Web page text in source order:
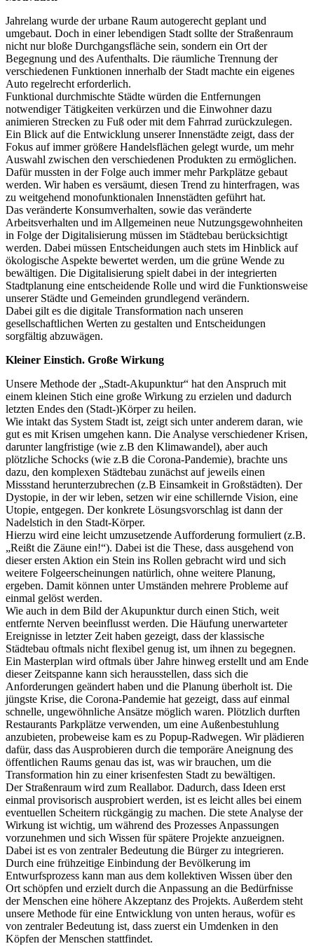
Jahrelang wurde der urbane Raum autogerecht geplant und
umgebaut. Doch in einer lebendigen Stadt sollte der Straßenraum
nicht nur bloße Durchgangsfläche sein, sondern ein Ort der
Begegnung und des Aufenthalts. Die räumliche Trennung der
verschiedenen Funktionen innerhalb der Stadt machte ein eigenes
Auto regelrecht erforderlich.
Funktional durchmischte Städte würden die Entfernungen
notwendiger Tätigkeiten verkürzen und die Einwohner dazu
animieren Strecken zu Fuß oder mit dem Fahrrad zurückzulegen.
Ein Blick auf die Entwicklung unserer Innenstädte zeigt, dass der
Fokus auf immer größere Handelsflächen gelegt wurde, um mehr
Auswahl zwischen den verschiedenen Produkten zu ermöglichen.
Dafür mussten in der Folge auch immer mehr Parkplätze gebaut
werden. Wir haben es versäumt, diesen Trend zu hinterfragen, was
zu weitgehend monofunktionalen Innenstädten geführt hat.
Das veränderte Konsumverhalten, sowie das veränderte
Arbeitsverhalten und im Allgemeinen neue Nutzungsgewohnheiten
in Folge der Digitalisierung müssen im Städtebau berücksichtigt
werden. Dabei müssen Entscheidungen auch stets im Hinblick auf
ökologische Aspekte bewertet werden, um die grüne Wende zu
bewältigen. Die Digitalisierung spielt dabei in der integrierten
Stadtplanung eine entscheidende Rolle und wird die Funktionsweise
unserer Städte und Gemeinden grundlegend verändern.
Dabei gilt es die digitale Transformation nach unseren
gesellschaftlichen Werten zu gestalten und Entscheidungen
sorgfältig abzuwägen.
Kleiner Einstich. Große Wirkung
Unsere Methode der „Stadt-Akupunktur“ hat den Anspruch mit
einem kleinen Stich eine große Wirkung zu erzielen und dadurch
letzten Endes den (Stadt-)Körper zu heilen.
Wie intakt das System Stadt ist, zeigt sich unter anderem daran, wie
gut es mit Krisen umgehen kann. Die Analyse verschiedener Krisen,
darunter langfristige (wie z.B den Klimawandel), aber auch
plötzliche Schocks (wie z.B die Corona-Pandemie), brachte uns
dazu, den komplexen Städtebau zunächst auf jeweils einen
Missstand herunterzubrechen (z.B Einsamkeit in Großstädten). Der
Dystopie, in der wir leben, setzen wir eine schillernde Vision, eine
Utopie, entgegen. Der konkrete Lösungsvorschlag ist dann der
Nadelstich in den Stadt-Körper.
Hierzu wird eine leicht umzusetzende Aufforderung formuliert (z.B.
„Reißt die Zäune ein!“). Dabei ist die These, dass ausgehend von
dieser ersten Aktion ein Stein ins Rollen gebracht wird und sich
weitere Folgeerscheinungen natürlich, ohne weitere Planung,
ergeben. Damit können unter Umständen mehrere Probleme auf
einmal gelöst werden.
Wie auch in dem Bild der Akupunktur durch einen Stich, weit
entfernte Nerven beeinflusst werden. Die Häufung unerwarteter
Ereignisse in letzter Zeit haben gezeigt, dass der klassische
Städtebau oftmals nicht flexibel genug ist, um ihnen zu begegnen.
Ein Masterplan wird oftmals über Jahre hinweg erstellt und am Ende
dieser Zeitspanne kann sich herausstellen, dass sich die
Anforderungen geändert haben und die Planung überholt ist. Die
jüngste Krise, die Corona-Pandemie hat gezeigt, dass auf einmal
schnelle, ungewöhnliche Ansätze möglich waren. Plötzlich durften
Restaurants Parkplätze verwenden, um eine Außenbestuhlung
anzubieten, probeweise kam es zu Popup-Radwegen. Wir plädieren
dafür, dass das Ausprobieren durch die temporäre Aneignung des
öffentlichen Raums genau das ist, was wir brauchen, um die
Transformation hin zu einer krisenfesten Stadt zu bewältigen.
Der Straßenraum wird zum Reallabor. Dadurch, dass Ideen erst
einmal provisorisch ausprobiert werden, ist es leicht alles bei einem
eventuellen Scheitern rückgängig zu machen. Die stete Analyse der
Wirkung ist wichtig, um während des Prozesses Anpassungen
vorzunehmen und sich Wissen für spätere Projekte anzueignen.
Dabei ist es von zentraler Bedeutung die Bürger zu integrieren.
Durch eine frühzeitige Einbindung der Bevölkerung im
Entwurfsprozess kann man aus dem kollektiven Wissen über den
Ort schöpfen und erzielt durch die Anpassung an die Bedürfnisse
der Menschen eine höhere Akzeptanz des Projekts. Außerdem steht
unsere Methode für eine Entwicklung von unten heraus, wofür es
von zentraler Bedeutung ist, dass zuerst ein Umdenken in den
Köpfen der Menschen stattfindet.